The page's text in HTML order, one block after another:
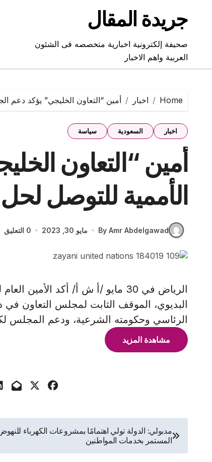
contentجريدة المقال
صحيفة إلكترونية اخبارية متخصصه فى الشئون
العربية واهم الاخبار
Home اخبار أمين “التعاون الخليجي” يؤكد دعم
اخبار السعودية سياسة
أمين “التعاون
الأممية للتوصل
By Amr Abdelgawad مايو 30, 2023 0 التعليق
الرياض في 30 مايو /أ ش أ/ أكد
البديوي، الموقف الثابت لمجلس التعاون في
الرئاسي وحكومته الشرعية، ودعم المجلس
مشاهدة المزيد
تصفّح
المقالات
مدبولي: الدولة تولي اهتمامًا بمشروعات الكهرباء
المستمر بخدمات المواطنين